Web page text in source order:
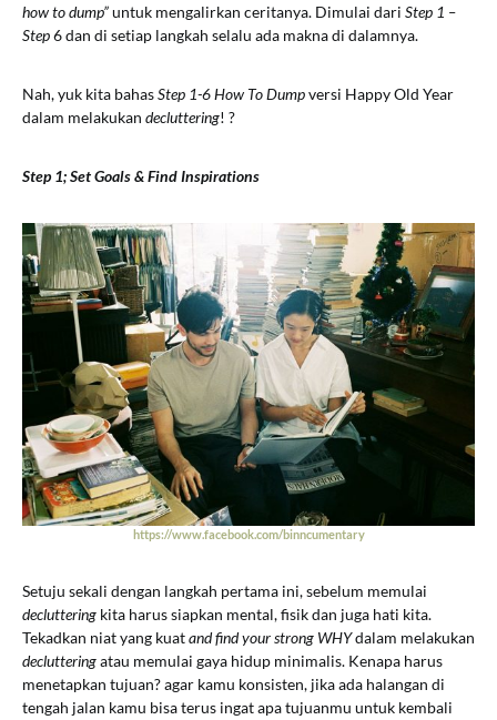
how to dump”untuk mengalirkan ceritanya. Dimulai dari Step 1 –
Step6 dan di setiap langkah selalu ada makna di dalamnya.
Nah, yuk kita bahasStep 1-6 How To Dumpversi Happy Old Year
dalam melakukan decluttering! ?
Step 1; Set Goals & Find Inspirations
https://www.facebook.com/binncumentary
Setuju sekali dengan langkah pertama ini, sebelum memulai
decluttering kita harus siapkan mental, fisik dan juga hati kita.
Tekadkan niat yang kuatand find your strong WHYdalam melakukan
declutteringatau memulai gaya hidup minimalis. Kenapa harus
menetapkan tujuan? agar kamu konsisten, jika ada halangan di
tengah jalan kamu bisa terus ingat apa tujuanmu untuk kembali